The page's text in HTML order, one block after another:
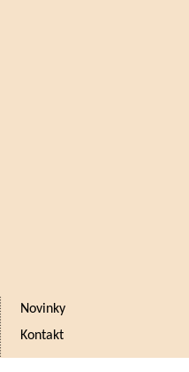
Novinky
Kontakt